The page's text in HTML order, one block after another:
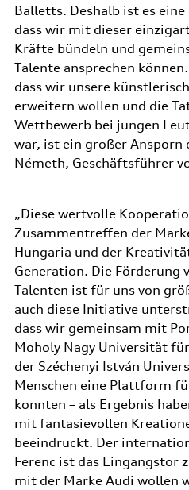
Balletts. Deshalb ist es
dass wir mit dieser
Kräfte bündeln und
Talente ansprechen
dass wir unsere
erweitern wollen und die
Wettbewerb bei jungen
war, ist ein großer Ansporn
Németh, Geschäftsführer
„Diese wertvolle
Zusammentreffen der
Hungaria und der
Generation. Die Förderung
Talenten ist für uns von
auch diese Initiative
dass wir gemeinsam mit
Moholy Nagy Universität
der Széchenyi István
Menschen eine Plattform
konnten – als Ergebnis
mit fantasievollen
beeindruckt. Der
Ferenc ist das Eingangstor
mit der Marke Audi wollen